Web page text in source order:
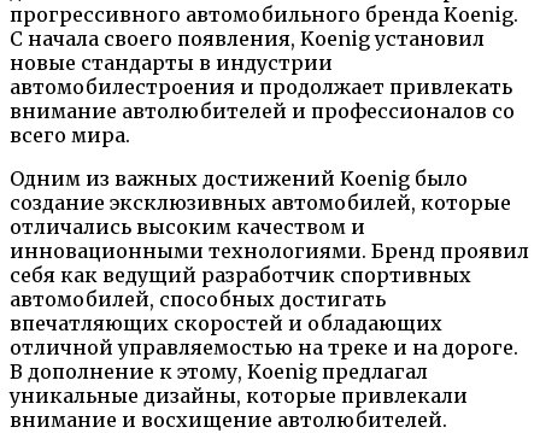
прогрессивного автомобильного бренда Koenig.
С начала своего появления, Koenig установил
новые стандарты в индустрии
автомобилестроения и продолжает привлекать
внимание автолюбителей и профессионалов со
всего мира.
Одним из важных достижений Koenig было
создание эксклюзивных автомобилей, которые
отличались высоким качеством и
инновационными технологиями. Бренд проявил
себя как ведущий разработчик спортивных
автомобилей, способных достигать
впечатляющих скоростей и обладающих
отличной управляемостью на треке и на дороге.
В дополнение к этому, Koenig предлагал
уникальные дизайны, которые привлекали
внимание и восхищение автолюбителей.